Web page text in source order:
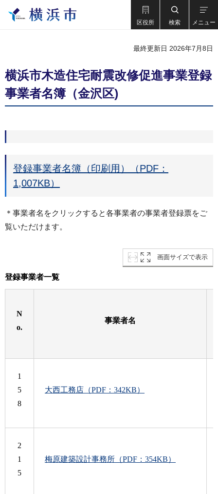
区役所 検索 メニュー
最終更新日 2026年7月8日
横浜市木造住宅耐震改修促進事業登録
事業者名簿（金沢区)
登録事業者名簿（印刷用）（PDF：
1,007KB）
＊事業者名をクリックすると各事業者の事業者登録票をご
覧いただけます。
画面サイズで表示
登録事業者一覧
N
o.
事業者名
1
5
8
大西工務店（PDF：342KB）
2
1
5
梅原建築設計事務所（PDF：354KB）